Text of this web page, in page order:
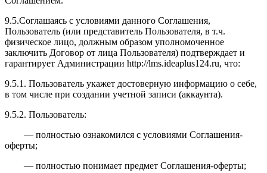
9.5.Соглашаясь с условиями данного Соглашения,
Пользователь (или представитель Пользователя, в т.ч.
физическое лицо, должным образом уполномоченное
заключить Договор от лица Пользователя) подтверждает и
гарантирует Администрации http://lms.ideaplus124.ru, что:
9.5.1. Пользователь укажет достоверную информацию о себе,
в том числе при создании учетной записи (аккаунта).
9.5.2. Пользователь:
— полностью ознакомился с условиями Соглашения-
оферты;
— полностью понимает предмет Соглашения-оферты;